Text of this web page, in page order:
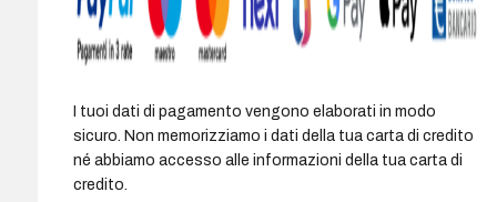
I tuoi dati di pagamento vengono elaborati in modo
sicuro. Non memorizziamo i dati della tua carta di credito
né abbiamo accesso alle informazioni della tua carta di
credito.